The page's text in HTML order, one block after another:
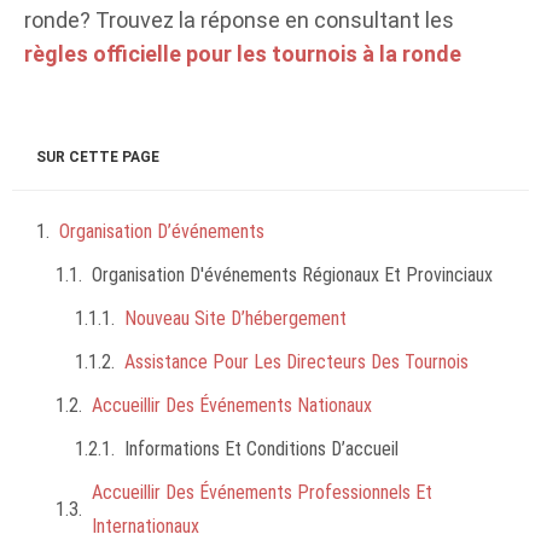
ronde? Trouvez la réponse en consultant les
règles officielle pour les tournois à la ronde
SUR CETTE PAGE
Organisation D’événements
Organisation D'événements Régionaux Et Provinciaux
Nouveau Site D’hébergement
Assistance Pour Les Directeurs Des Tournois
Accueillir Des Événements Nationaux
Informations Et Conditions D’accueil
Accueillir Des Événements Professionnels Et
Internationaux